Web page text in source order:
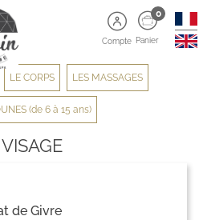
Compte
0
Panier
LE CORPS LES MASSAGES
LES PITCHOUNES (de 6 à 15 ans)
de Givre